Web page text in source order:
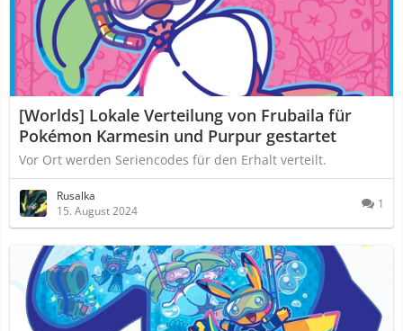
[Worlds] Lokale Verteilung von Frubaila für
Pokémon Karmesin und Purpur gestartet
Vor Ort werden Seriencodes für den Erhalt verteilt.
Rusalka
15. August 2024
1